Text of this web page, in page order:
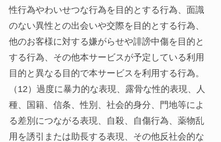
性行為やわいせつな行為を目的とする行為、面識
のない異性との出会いや交際を目的とする行為、
他のお客様に対する嫌がらせや誹謗中傷を目的と
する行為、その他本サービスが予定している利用
目的と異なる目的で本サービスを利用する行為。
（12）過度に暴力的な表現、露骨な性的表現、人
種、国籍、信条、性別、社会的身分、門地等によ
る差別につながる表現、自殺、自傷行為、薬物乱
用を誘引または助長する表現、その他反社会的な